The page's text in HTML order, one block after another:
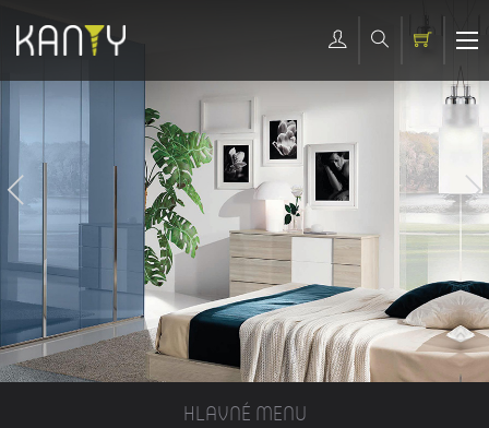
HLAVNÉ MENU